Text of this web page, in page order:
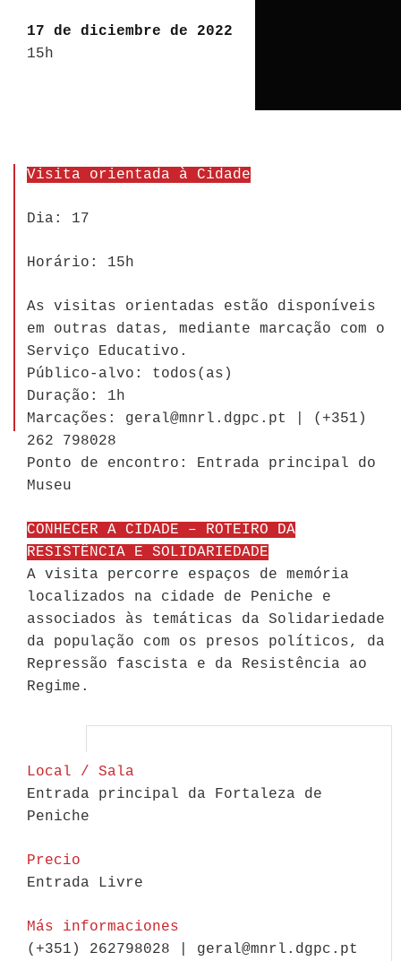
17 de diciembre de 2022
15h
Visita orientada à Cidade
Dia: 17
Horário: 15h
As visitas orientadas estão disponíveis
em outras datas, mediante marcação com o
Serviço Educativo.
Público-alvo: todos(as)
Duração: 1h
Marcações: geral@mnrl.dgpc.pt | (+351)
262 798028
Ponto de encontro: Entrada principal do
Museu
CONHECER A CIDADE – ROTEIRO DA
RESISTÊNCIA E SOLIDARIEDADE
A visita percorre espaços de memória
localizados na cidade de Peniche e
associados às temáticas da Solidariedade
da população com os presos políticos, da
Repressão fascista e da Resistência ao
Regime.
Local / Sala
Entrada principal da Fortaleza de
Peniche
Precio
Entrada Livre
Más informaciones
(+351) 262798028 | geral@mnrl.dgpc.pt